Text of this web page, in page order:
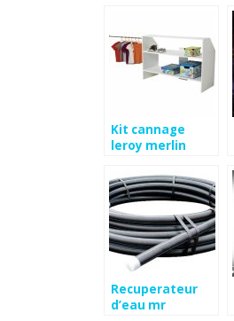
Kit cannage
leroy merlin
Recuperateur
d’eau mr